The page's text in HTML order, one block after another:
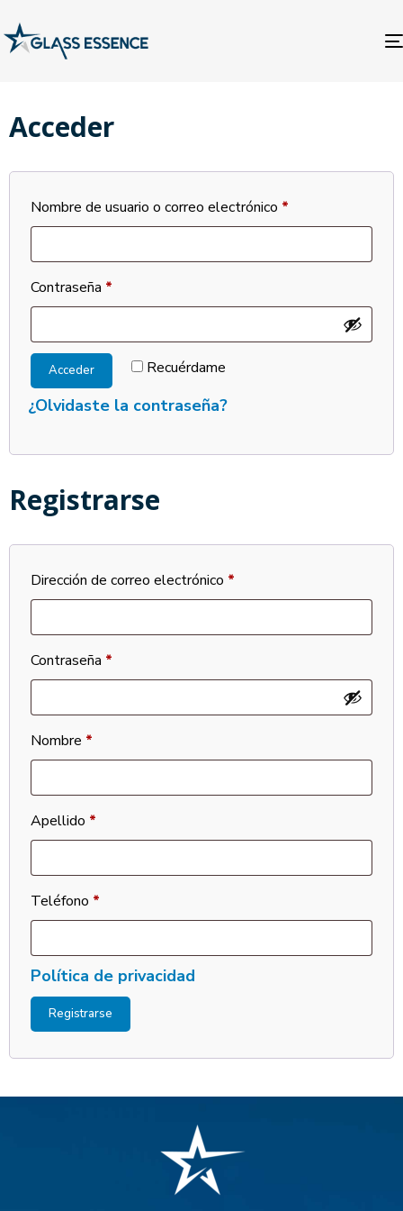
Acceder
Nombre de usuario o correo electrónico *
Contraseña *
Recuérdame
Acceder
¿Olvidaste la contraseña?
Registrarse
Dirección de correo electrónico *
Contraseña *
Nombre *
Apellido *
Teléfono *
Política de privacidad
Registrarse